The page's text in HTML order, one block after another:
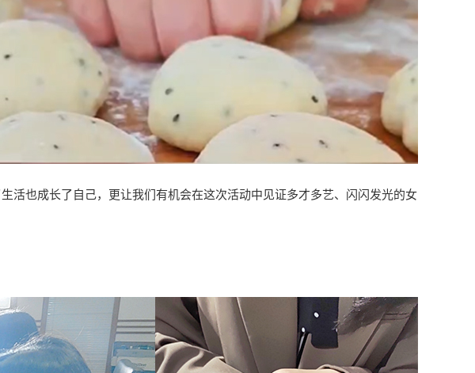
也成长了自己，更让我们有机会在这次活动中见证多才多艺、闪闪发光的女